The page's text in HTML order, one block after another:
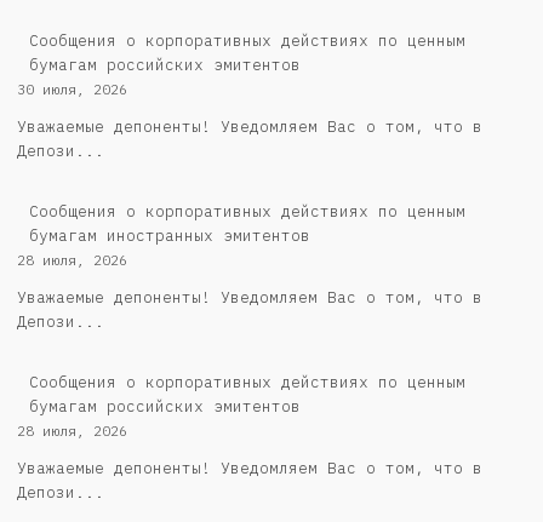
Cообщения о корпоративных действиях по ценным
бумагам российских эмитентов
30 июля, 2026
Уважаемые депоненты! Уведомляем Вас о том, что в
Депози...
Сообщения о корпоративных действиях по ценным
бумагам иностранных эмитентов
28 июля, 2026
Уважаемые депоненты! Уведомляем Вас о том, что в
Депози...
Cообщения о корпоративных действиях по ценным
бумагам российских эмитентов
28 июля, 2026
Уважаемые депоненты! Уведомляем Вас о том, что в
Депози...